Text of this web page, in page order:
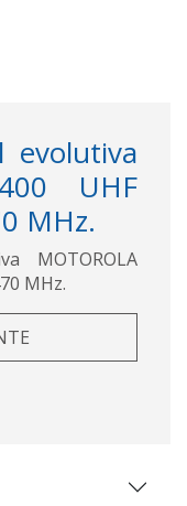
evolutiva
UHF
MHz.
MOTOROLA
MHz.